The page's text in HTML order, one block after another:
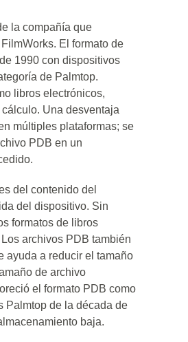
la compañía que
El formato de
1990 con dispositivos
de Palmtop.
libros electrónicos,
Una desventaja
múltiples plataformas; se
PDB en un
del contenido del
del dispositivo. Sin
formatos de libros
archivos PDB también
ayuda a reducir el tamaño
de archivo
el formato PDB como
Palmtop de la década de
baja.